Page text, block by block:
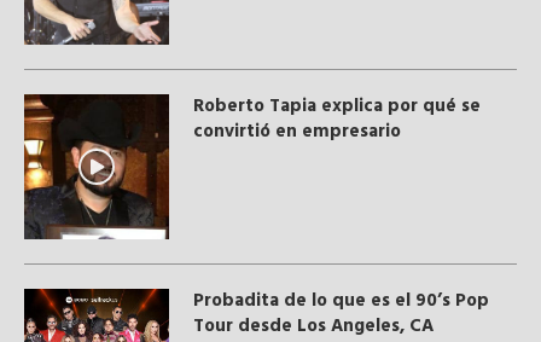
Roberto Tapia explica por qué se
convirtió en empresario
Probadita de lo que es el 90’s Pop
Tour desde Los Angeles, CA